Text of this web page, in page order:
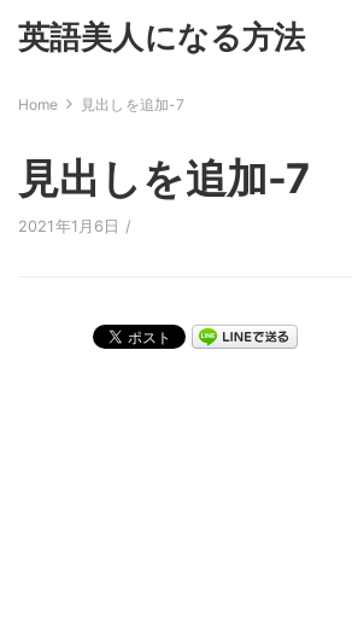
英語美人になる方法
Home 見出しを追加-7
見出しを追加-7
2021年1月6日 /